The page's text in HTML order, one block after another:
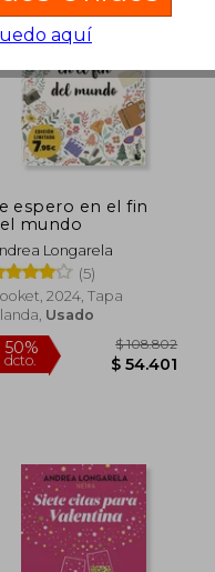
espero en el fin
mundo
Longarela
(5)
2024, Tapa
Usado
aquí